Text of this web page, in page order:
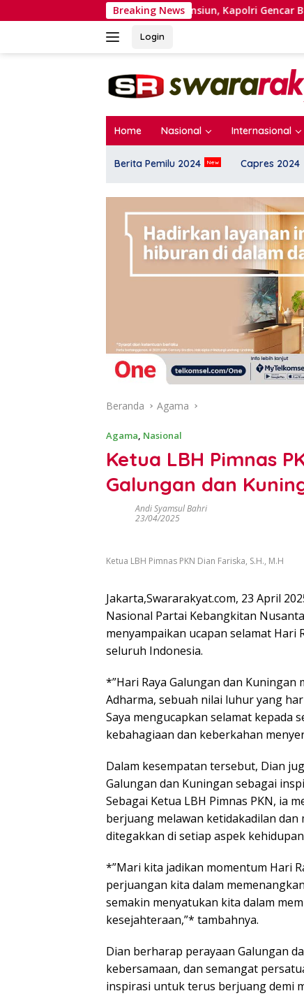
ke
Breaking News
Transisi Masa Pensiun, Kapolri Gencar Bangun Citra
Login
Home Nasional Internasional
Berita Pemilu 2024 Capres 2024
Beranda Agama
Agama, Nasional
Ketua LBH Pimnas
Galungan dan
Andi Syamsul Bahri
23/04/2025
Ketua LBH Pimnas PKN Dian Fariska, S.H., M.H
Jakarta,Swararakyat.com, 23 April
Nasional Partai Kebangkitan
menyampaikan ucapan selamat Hari
seluruh Indonesia.
*”Hari Raya Galungan dan
Adharma, sebuah nilai luhur yang
Saya mengucapkan selamat kepada
kebahagiaan dan keberkahan
Dalam kesempatan tersebut, Dian
Galungan dan Kuningan sebagai
Sebagai Ketua LBH Pimnas PKN, ia
berjuang melawan ketidakadilan
ditegakkan di setiap aspek
*”Mari kita jadikan momentum Hari
perjuangan kita dalam
semakin menyatukan kita dalam
kesejahteraan,”* tambahnya.
Dian berharap perayaan Galungan
kebersamaan, dan semangat
inspirasi untuk terus berjuang demi